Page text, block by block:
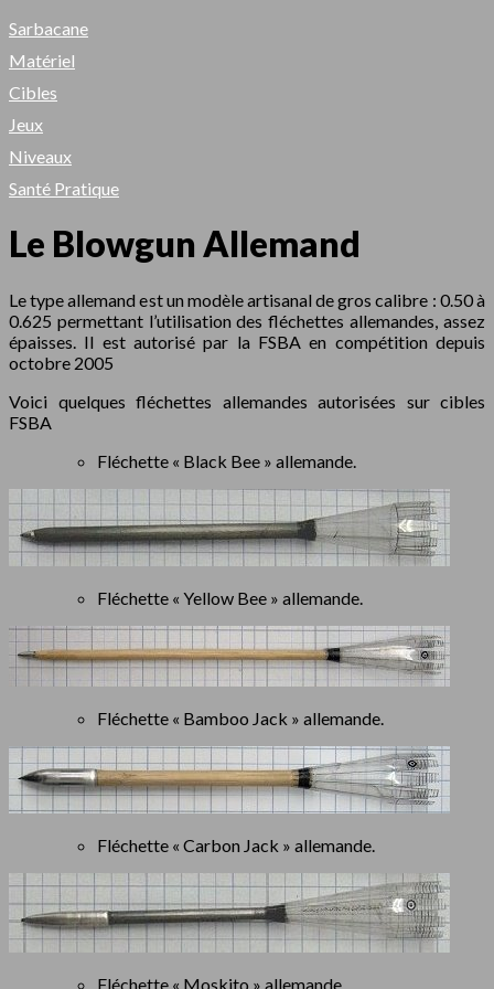
Sarbacane
Matériel
Cibles
Jeux
Niveaux
Santé Pratique
Le Blowgun Allemand
Le type allemand est un modèle artisanal de gros calibre : 0.50 à
0.625 permettant l’utilisation des fléchettes allemandes, assez
épaisses. Il est autorisé par la FSBA en compétition depuis
octobre 2005
Voici quelques fléchettes allemandes autorisées sur cibles
FSBA
Fléchette « Black Bee » allemande.
Fléchette « Yellow Bee » allemande.
Fléchette « Bamboo Jack » allemande.
Fléchette « Carbon Jack » allemande.
Fléchette « Moskito » allemande.